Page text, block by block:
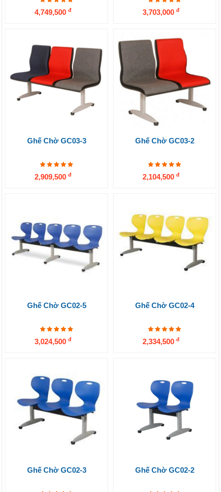
4,749,500 đ 3,703,000 đ
Ghế Chờ GC03-3
2,909,500 đ
Ghế Chờ GC03-2
2,104,500 đ
Ghế Chờ GC02-5
3,024,500 đ
Ghế Chờ GC02-4
2,334,500 đ
Ghế Chờ GC02-3 Ghế Chờ GC02-2